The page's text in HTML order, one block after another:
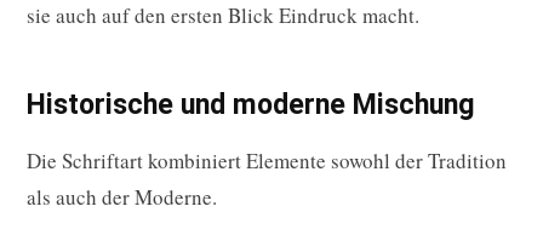
sie auch auf den ersten Blick Eindruck macht.
Historische und moderne Mischung
Die Schriftart kombiniert Elemente sowohl der Tradition
als auch der Moderne.